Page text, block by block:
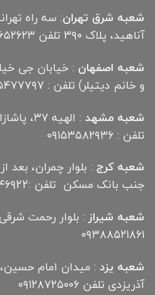
شعبه شرق تهران: سه راه
آناهید، پلاک ۳۹۰ تلفن ۰۹۳۵۷۶۵۲۶۲۳
شعبه اصفهان
و خانم دیتیلر) تلفن : ۰۹۱۳۵۴۷۷۷۹۷
شعبه مشهد
تلفن : ۰۹۱۵۳۵۸۲۹۳۶
شعبه کرج
جنب بانک مسکن تلفن :۰۹۳۶۳۶۴۶۹22
شعبه شیراز
۰۹۳۸۸۵۲۱۸۶۱
شعبه یزد : میدان امام
آذریزدی تلفن ۰۹۱۲۸۷۲۵۰۰۶